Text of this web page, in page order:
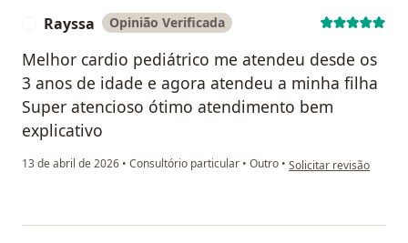
Rayssa Opinião Verificada
Melhor cardio pediátrico me atendeu desde os
3 anos de idade e agora atendeu a minha filha
Super atencioso ótimo atendimento bem
explicativo
13 de abril de 2026 • Consultório particular • Outro • na opinião do utilizador
Solicitar revisão